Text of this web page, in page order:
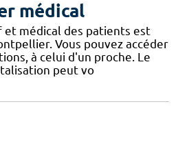
médical
et médical des patients est
Vous pouvez accéder
à celui d'un proche. Le
peut vo